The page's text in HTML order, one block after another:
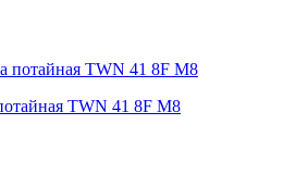
TWN 41 8F M8